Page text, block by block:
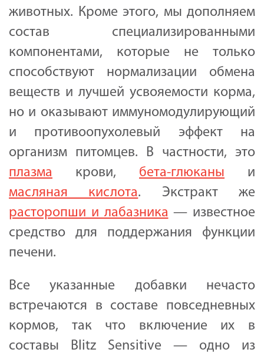
животных. Кроме этого, мы дополняем
состав специализированными
компонентами, которые не только
способствуют нормализации обмена
веществ и лучшей усвояемости корма,
но и оказывают иммуномодулирующий
и противоопухолевый эффект на
организм питомцев. В частности, это
плазма крови, бета-глюканы и
масляная кислота. Экстракт же
расторопши и лабазника — известное
средство для поддержания функции
печени.
Все указанные добавки нечасто
встречаются в составе повседневных
кормов, так что включение их в
составы Blitz Sensitive — одно из